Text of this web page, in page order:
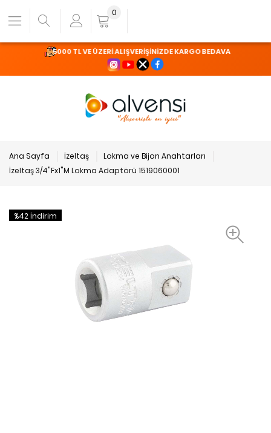
5000 TL VE ÜZERİ ALIŞVERİŞİNİZDE KARGO BEDAVA
0
Ana Sayfa İzeltaş
Lokma ve Bijon Anahtarları
İzeltaş 3/4"Fx1"M Lokma Adaptörü 1519060001
%42 İndirim